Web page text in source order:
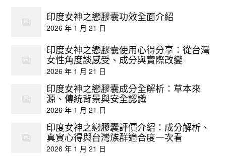
印度女神之戀膠囊功效全面介紹
2026 年 1 月 21 日
印度女神之戀膠囊使用心得分享：從台灣
女性角度談感受、成分與實際改變
2026 年 1 月 21 日
印度女神之戀膠囊成分全解析：草本來
源、傳統背景與安全認識
2026 年 1 月 21 日
印度女神之戀膠囊評價介紹：成分解析、
真實心得與台灣族群適合度一次看
2026 年 1 月 21 日